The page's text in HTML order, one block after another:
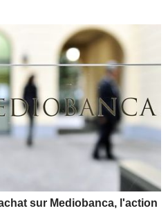
sur Mediobanca, l'action